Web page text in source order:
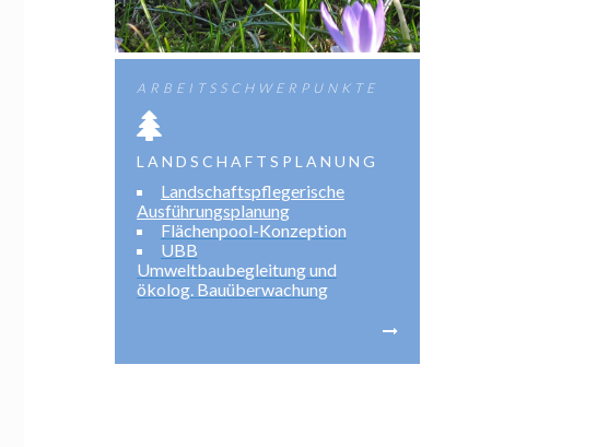
ARBEITSSCHWERPUNKTE
LANDSCHAFTSPLANUNG
Landschaftspflegerische
Ausführungsplanung
Flächenpool-Konzeption
UBB
Umweltbaubegleitung und
ökolog. Bauüberwachung